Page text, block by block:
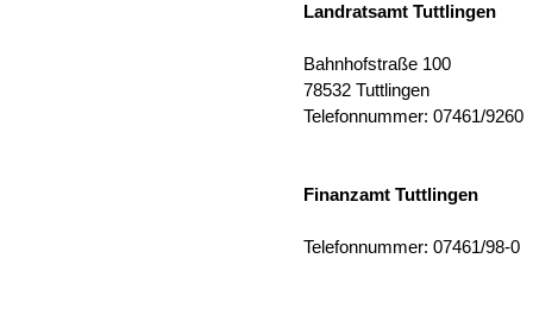
Landratsamt Tuttlingen
Bahnhofstraße 100
78532 Tuttlingen
Telefonnummer: 07461/
Finanzamt Tuttlingen
Telefonnummer: 07461/98-0